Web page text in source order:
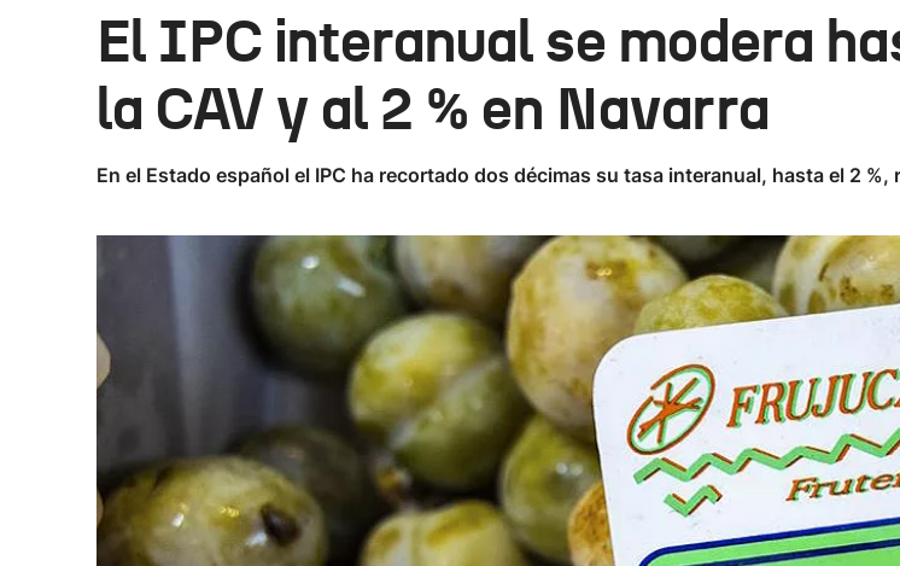
El IPC interanual se modera
la CAV y al 2 % en Navarra
En el Estado español el IPC ha recortado dos décimas su tasa interanual, hasta el 2